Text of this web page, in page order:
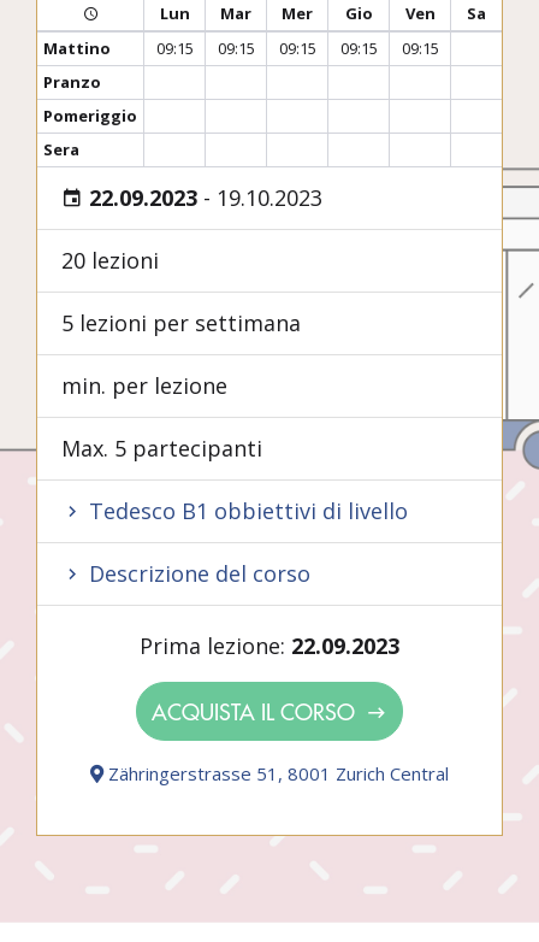
Lun Mar Mer Gio Ven
Sa
Mattino
09:15 09:15 09:15 09:15
09:15
Pranzo
Pomeriggio
Sera
22.09.2023 - 19.10.2023
20 lezioni
5 lezioni per settimana
min. per lezione
Max. 5 partecipanti
Tedesco B1 obbiettivi di livello
Descrizione del corso
Prima lezione: 22.09.2023
ACQUISTA IL CORSO
Zähringerstrasse 51, 8001 Zurich Central